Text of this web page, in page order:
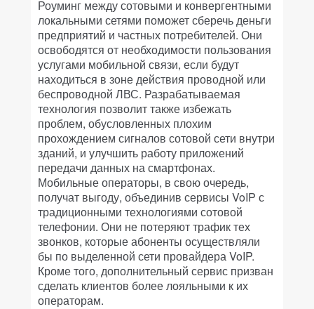
Роуминг между сотовыми и конвергентными
локальными сетями поможет сберечь деньги
предприятий и частных потребителей. Они
освободятся от необходимости пользования
услугами мобильной связи, если будут
находиться в зоне действия проводной или
беспроводной ЛВС. Разрабатываемая
технология позволит также избежать
проблем, обусловленных плохим
прохождением сигналов сотовой сети внутри
зданий, и улучшить работу приложений
передачи данных на смартфонах.
Мобильные операторы, в свою очередь,
получат выгоду, объединив сервисы VoIP с
традиционными технологиями сотовой
телефонии. Они не потеряют трафик тех
звонков, которые абоненты осуществляли
бы по выделенной сети провайдера VoIP.
Кроме того, дополнительный сервис призван
сделать клиентов более лояльными к их
операторам.